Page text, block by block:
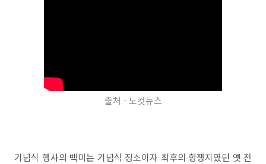
출처 - 노컷뉴스
기념식 행사의 백미는 기념식 장소이자 최후의 항쟁지였던 옛 전